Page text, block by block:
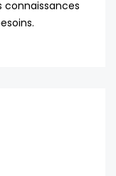
connaissances